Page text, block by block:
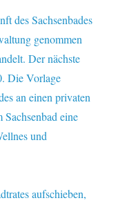
des Sachsenbades
genommen
Der nächste
Die Vorlage
an einen privaten
eine
und
aufschieben,